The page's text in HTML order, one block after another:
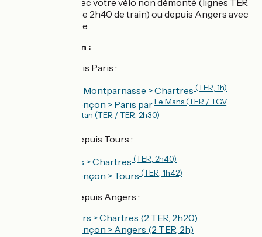
Tours en train avec votre vélo non démonté (lignes TER
directes, moins de 2h40 de train) ou depuis Angers avec
1 correspondance.
🚉 Accès en train :
Accès train depuis Paris :
Paris Montparnasse > Chartres (TER, 1h)
Alençon > Paris parLe Mans (TER / TGV,
Argentan (TER / TER, 2h30)
Accès en train depuis Tours :
Tours > Chartres (TER, 2h40)
Alençon > Tours (TER, 1h42)
Accès en train depuis Angers :
Angers > Chartres (2 TER, 2h20)
Alençon > Angers (2 TER, 2h)